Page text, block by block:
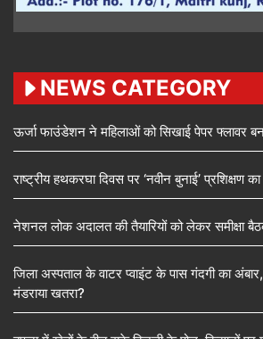
NEWS CATEGORY
ऊर्जा फाउंडेशन ने महिलाओं को सिखाई पेपर फ्लावर
राष्ट्रीय हथकरघा दिवस पर ‘नवीन बुनाई’ प्रशिक्षण
नेशनल लोक अदालत की तैयारियों को लेकर समीक्षा
जिला अस्पताल के वाटर प्वाइंट के पास गंदगी का
मंडराया खतरा?